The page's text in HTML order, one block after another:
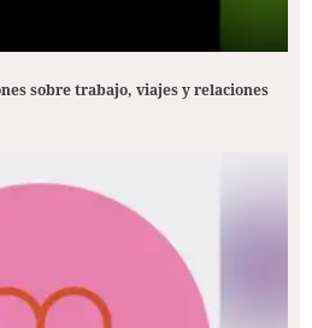
sobre trabajo, viajes y relaciones